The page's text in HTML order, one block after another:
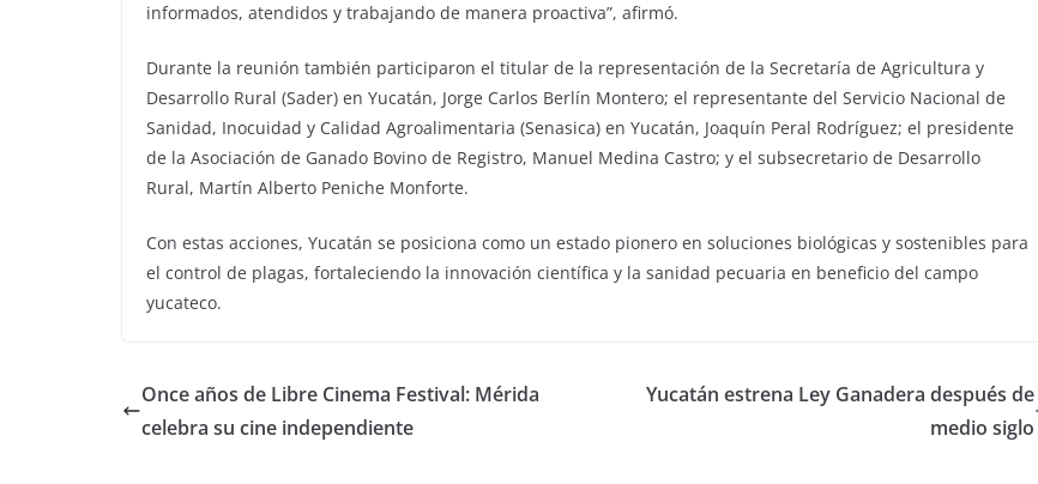
informados, atendidos y trabajando de manera proactiva”, afirmó.
Durante la reunión también participaron el titular de la representación de la Secretaría de Agricultura y
Desarrollo Rural (Sader) en Yucatán, Jorge Carlos Berlín Montero; el representante del Servicio Nacional de
Sanidad, Inocuidad y Calidad Agroalimentaria (Senasica) en Yucatán, Joaquín Peral Rodríguez; el presidente
de la Asociación de Ganado Bovino de Registro, Manuel Medina Castro; y el subsecretario de Desarrollo
Rural, Martín Alberto Peniche Monforte.
Con estas acciones, Yucatán se posiciona como un estado pionero en soluciones biológicas y sostenibles para
el control de plagas, fortaleciendo la innovación científica y la sanidad pecuaria en beneficio del campo
yucateco.
Once años de Libre Cinema Festival: Mérida
celebra su cine independiente
Yucatán estrena Ley Ganadera después de
medio siglo